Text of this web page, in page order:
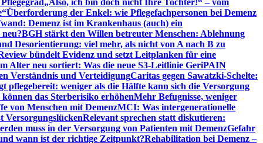
„Also, ich bin doch nicht Ihre Tochter!“ – vom
Überforderung der Enkel: wie Pflegefachpersonen bei Demenz
Demenz ist im Krankenhaus (auch) ein
BGH stärkt den Willen betreuter Menschen: Ablehnung
Desorientierung: viel mehr, als nicht von A nach B zu
bündelt Evidenz und setzt Leitplanken für eine
Alter neu sortiert: Was die neue S3-Leitlinie GeriPAIN
Verständnis und VerteidigungCaritas gegen Sawatzki-Schelte:
pflegebereit: weniger als die Hälfte kann sich die Versorgung
das Sterberisiko erhöhenMehr Befugnisse, weniger
von Menschen mit DemenzMCI: Was intergenerationelle
VersorgungslückenRelevant sprechen statt diskutieren:
muss in der Versorgung von Patienten mit DemenzGefahr
wann ist der richtige Zeitpunkt?Rehabilitation bei Demenz –